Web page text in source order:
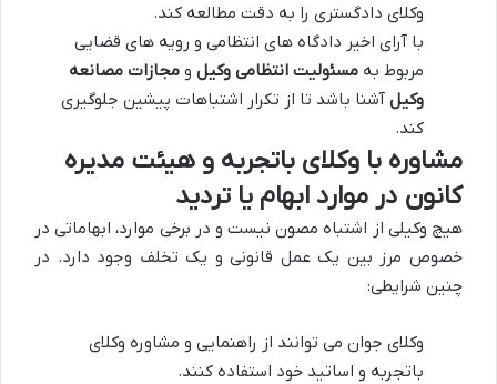
وکلای دادگستری را به دقت مطالعه کند.
با آرای اخیر دادگاه های انتظامی و رویه های قضایی
مربوط به مسئولیت انتظامی وکیل و مجازات مصانعه
وکیل آشنا باشد تا از تکرار اشتباهات پیشین جلوگیری
کند.
مشاوره با وکلای باتجربه و هیئت مدیره
کانون در موارد ابهام یا تردید
هیچ وکیلی از اشتباه مصون نیست و در برخی موارد، ابهاماتی در
خصوص مرز بین یک عمل قانونی و یک تخلف وجود دارد. در
چنین شرایطی:
وکلای جوان می توانند از راهنمایی و مشاوره وکلای
باتجربه و اساتید خود استفاده کنند.